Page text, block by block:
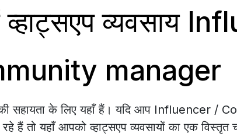
व्यवसाय
manager
सहायता के लिए यहाँ हैं। यदि आप Influencer /
तो यहाँ आपको व्हाट्सएप व्यवसायों का एक विस्तृत